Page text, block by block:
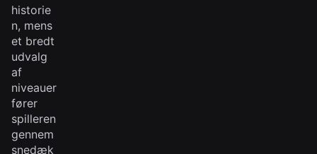
historie
n, mens
et bredt
udvalg
af
niveauer
fører
spilleren
gennem
snedæk